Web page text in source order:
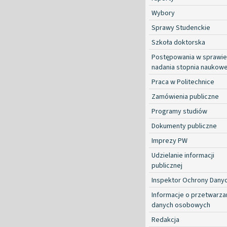
Wybory
Sprawy Studenckie
Szkoła doktorska
Postępowania w sprawie
nadania stopnia
Praca w Politechnice
Zamówienia publiczne
Programy studiów
Dokumenty publiczne
Imprezy PW
Udzielanie informacji
publicznej
Inspektor Ochrony
Informacje o
danych osobowych
Redakcja